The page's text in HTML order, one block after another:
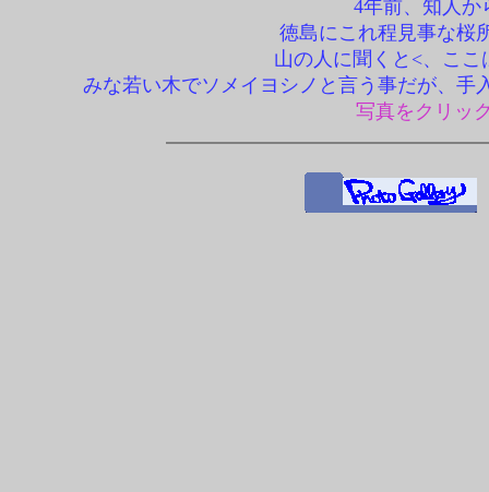
4年前、知人か
徳島にこれ程見事な桜
山の人に聞くと<、こ
みな若い木でソメイヨシノと言う事だが、手
写真をクリッ